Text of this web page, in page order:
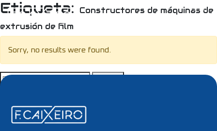
Etiqueta:
Constructores de máquinas de
extrusión de film
Sorry, no results were found.
Buscar: